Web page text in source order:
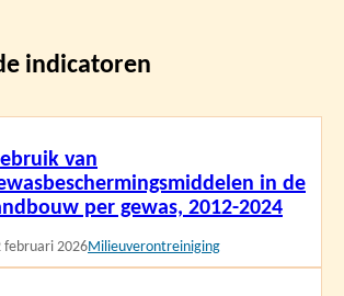
indicatoren
van
in de
per gewas, 2012-2024
februari 2026Milieuverontreiniging